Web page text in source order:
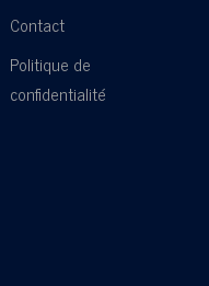
Contact
Politique de
confidentialité